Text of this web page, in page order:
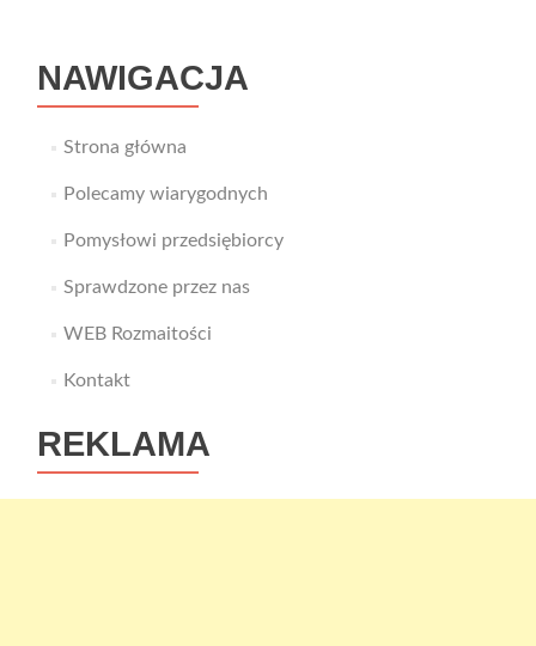
NAWIGACJA
Strona główna
Polecamy wiarygodnych
Pomysłowi przedsiębiorcy
Sprawdzone przez nas
WEB Rozmaitości
Kontakt
REKLAMA